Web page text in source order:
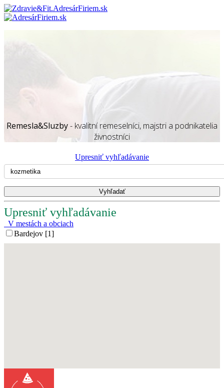
Remesla&Sluzby- kvalitní remeselníci, majstri a podnikatelia
živnostníci
Upresniť vyhľadávanie
Upresniť vyhľadávanie
V mestách a obciach
Bardejov [1]